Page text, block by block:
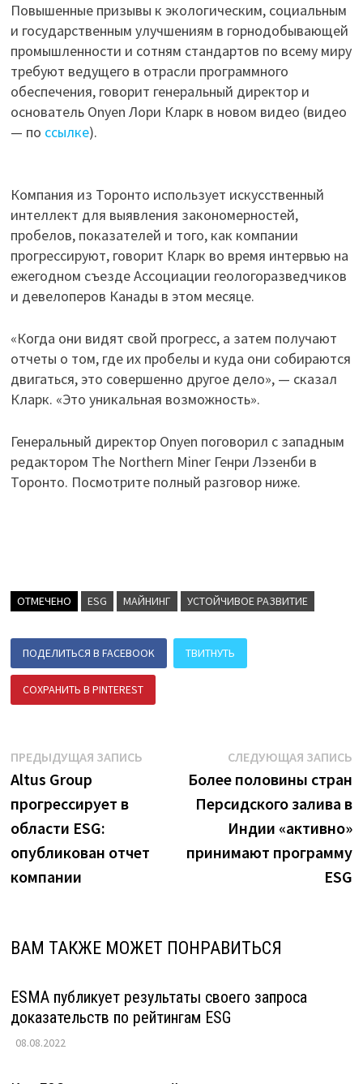
Повышенные призывы к экологическим, социальным
и государственным улучшениям в горнодобывающей
промышленности и сотням стандартов по всему миру
требуют ведущего в отрасли программного
обеспечения, говорит генеральный директор и
основатель Onyen Лори Кларк в новом видео (видео
— по ссылке).
Компания из Торонто использует искусственный
интеллект для выявления закономерностей,
пробелов, показателей и того, как компании
прогрессируют, говорит Кларк во время интервью на
ежегодном съезде Ассоциации геологоразведчиков
и девелоперов Канады в этом месяце.
«Когда они видят свой прогресс, а затем получают
отчеты о том, где их пробелы и куда они собираются
двигаться, это совершенно другое дело», — сказал
Кларк. «Это уникальная возможность».
Генеральный директор Onyen поговорил с западным
редактором The Northern Miner Генри Лэзенби в
Торонто. Посмотрите полный разговор ниже.
ОТМЕЧЕНО ESG МАЙНИНГ УСТОЙЧИВОЕ РАЗВИТИЕ
ПОДЕЛИТЬСЯ В FACEBOOK ТВИТНУТЬ
СОХРАНИТЬ В PINTEREST
Навигация
по
записям
ПРЕДЫДУЩАЯ ЗАПИСЬПредыдущая
Altus Group
прогрессирует в
области ESG:
опубликован отчет
компании
СЛЕДУЮЩАЯ ЗАПИСЬ
Более половины стран
Персидского залива в
Индии «активно»
принимают программу
ESG
ВАМ ТАКЖЕ МОЖЕТ ПОНРАВИТЬСЯ
ESMA публикует результаты своего запроса
доказательств по рейтингам ESG
08.08.2022